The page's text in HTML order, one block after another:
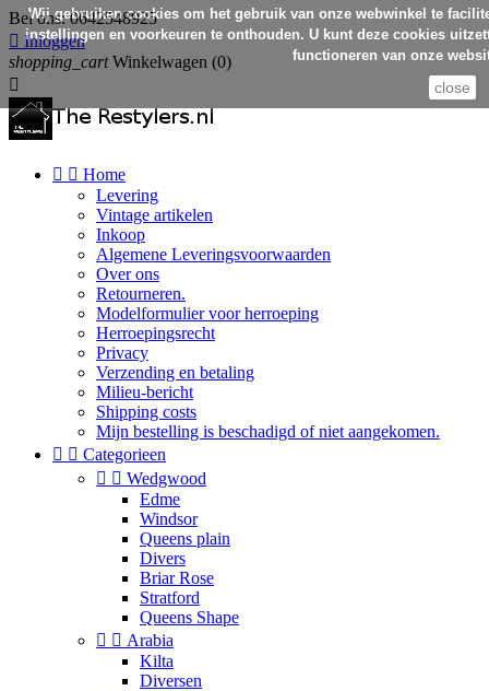
Bel ons:0642548925
 Inloggen
shopping_cart Winkelwagen (0)

  Home
Levering
Vintage artikelen
Inkoop
Algemene Leveringsvoorwaarden
Over ons
Retourneren.
Modelformulier voor herroeping
Herroepingsrecht
Privacy
Verzending en betaling
Milieu-bericht
Shipping costs
Mijn bestelling is beschadigd of niet aangekomen.
  Categorieen
  Wedgwood
Edme
Windsor
Queens plain
Divers
Briar Rose
Stratford
Queens Shape
  Arabia
Kilta
Diversen
Wij gebruiken cookies om het gebruik van onze webwinkel te
instellingen en voorkeuren te onthouden. U kunt deze cookies
functioneren van onze
close